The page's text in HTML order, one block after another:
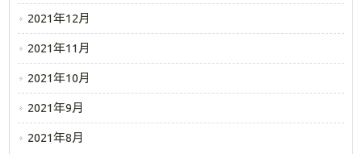
2021年12月
2021年11月
2021年10月
2021年9月
2021年8月